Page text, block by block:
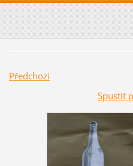
Předchozí
Spustit